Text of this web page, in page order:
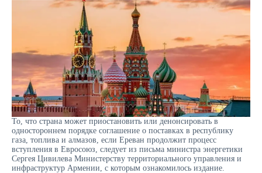
То, что страна может приостановить или денонсировать в
одностороннем порядке соглашение о поставках в республику
газа, топлива и алмазов, если Ереван продолжит процесс
вступления в Евросоюз, следует из письма министра энергетики
Сергея Цивилева Министерству территориального управления и
инфраструктур Армении, с которым ознакомилось издание.